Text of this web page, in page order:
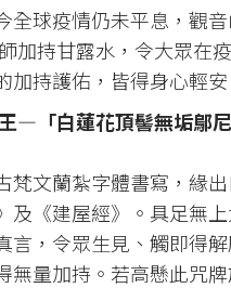
全球疫情仍未平息，觀
加持甘露水，令大眾在
加持護佑，皆得身心輕
—「白蓮花頂髻無垢鄔
梵文蘭紮字體書寫，緣
及《建屋經》。具足無
言，令眾生見、觸即得
無量加持。若高懸此咒